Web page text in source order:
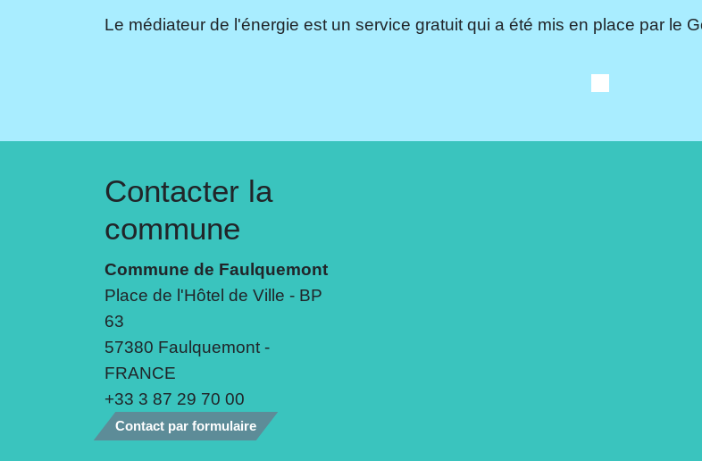
Le médiateur de l'énergie est un service gratuit qui a été mis en place par le
Contacter la
commune
Commune de Faulquemont
Place de l'Hôtel de Ville - BP
63
57380 Faulquemont -
FRANCE
+33 3 87 29 70 00
Contact par formulaire